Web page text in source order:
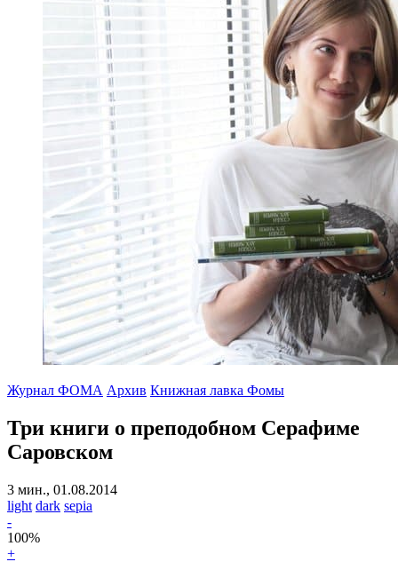
Журнал ФОМА Архив Книжная лавка Фомы
Три книги о преподобном Серафиме
Саровском
3 мин., 01.08.2014
light dark sepia
-
100%
+